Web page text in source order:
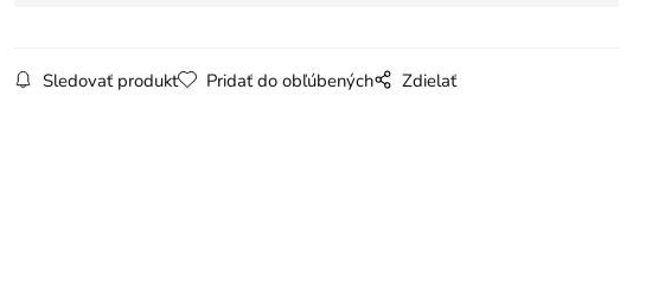
Sledovať produkt Pridať do obľúbených Zdielať